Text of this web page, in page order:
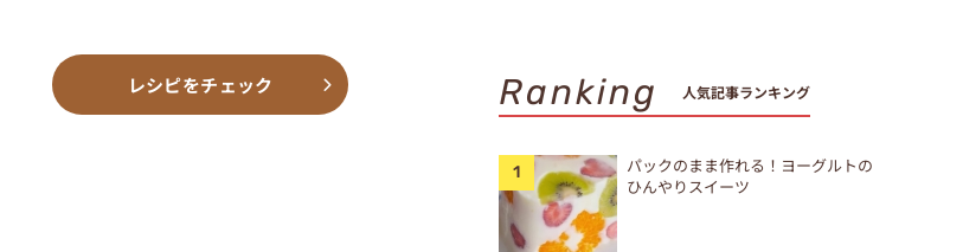
レシピをチェック Ranking 人気記事ランキング
パックのまま作れる！ヨーグルトの
ひんやりスイーツ